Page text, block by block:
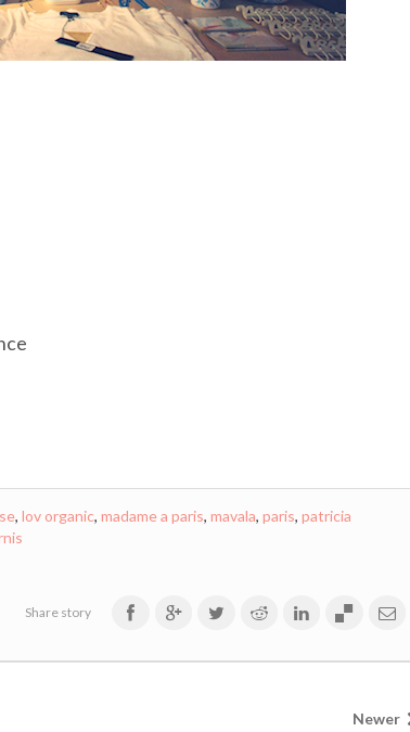
, lov organic, madame a paris, mavala, paris, patricia
Share story
Newer